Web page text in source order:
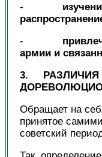
-
-
армии и
3. РАЗЛИЧИЯ
Обращает на
принятое
советский